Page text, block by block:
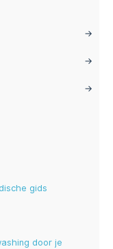
→
→
→
gids
door je